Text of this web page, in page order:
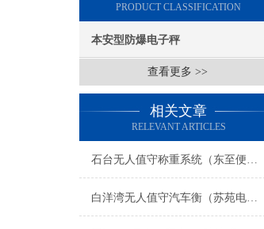
PRODUCT CLASSIFICATION
本安型防爆电子秤
查看更多 >>
相关文章
RELEVANT ARTICLES
石台无人值守称重系统（东至便携式电子汽车衡）蚌埠电子地磅维修
白洋湾无人值守汽车衡（苏苑电子秤）太平便携式地磅）葑门汽车衡维修